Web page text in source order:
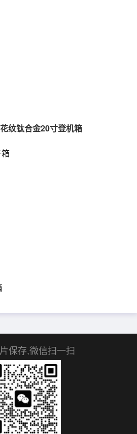
纹钛合金20寸登机箱
保存,微信扫一扫